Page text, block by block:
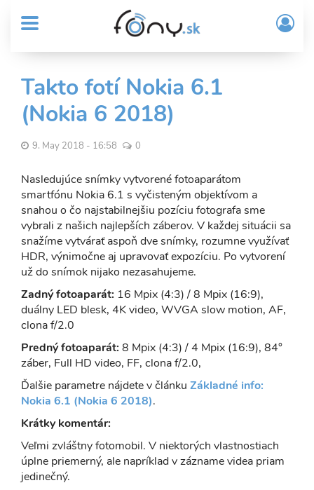
obsah
MENU
Sub
Header
menu
User
account
menu
/
Takto fotí Nokia 6.1
(Nokia 6 2018)
9. May 2018 - 16:58 0
Nasledujúce snímky vytvorené fotoaparátom
smartfónu Nokia 6.1 s vyčisteným objektívom a
snahou o čo najstabilnejšiu pozíciu fotografa sme
vybrali z našich najlepších záberov. V každej situácii sa
snažíme vytvárať aspoň dve snímky, rozumne využívať
HDR, výnimočne aj upravovať expozíciu. Po vytvorení
už do snímok nijako nezasahujeme.
Zadný fotoaparát: 16 Mpix (4:3) / 8 Mpix (16:9),
duálny LED blesk, 4K video, WVGA slow motion, AF,
clona f/2.0
Predný fotoaparát: 8 Mpix (4:3) / 4 Mpix (16:9), 84°
záber, Full HD video, FF, clona f/2.0,
Ďalšie parametre nájdete v článku Základné info:
Nokia 6.1 (Nokia 6 2018).
Krátky komentár:
Veľmi zvláštny fotomobil. V niektorých vlastnostiach
úplne priemerný, ale napríklad v zázname videa priam
jedinečný.